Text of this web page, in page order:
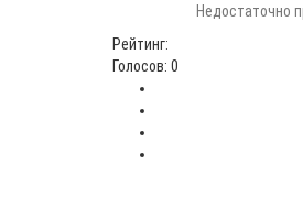
Недостаточно
Рейтинг:
Голосов: 0